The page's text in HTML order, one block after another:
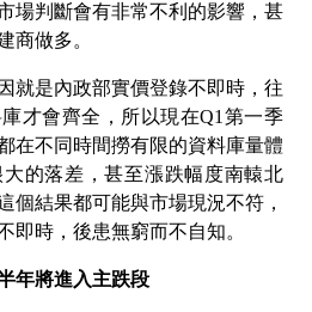
場判斷會有非常不利的影響，甚
商做多。
就是內政部實價登錄不即時，往
才會齊全，所以現在Q1 第一季
在不同時間撈有限的資料庫量體
的落差，甚至漲跌幅度南轅北
個結果都可能與市場現況不符，
即時，後患無窮而不自知。
年將進入主跌段